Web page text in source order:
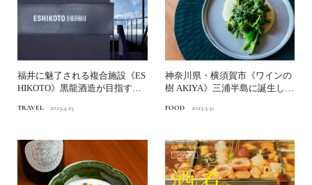
福井に魅了される複合施設《ES
HIKOTO》黒龍酒造が目指す未
TRAVEL 2023.4.25
神奈川県・横須賀市《ワインの
樹 AKIYA》三浦半島に誕生した
FOOD 2023.3.31